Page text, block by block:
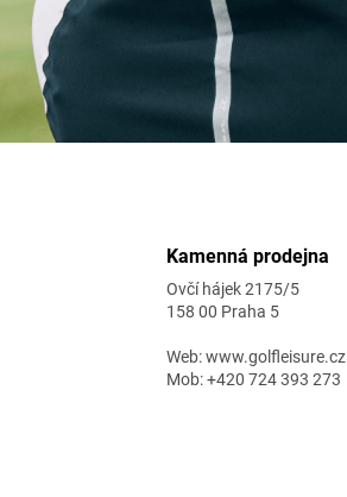
Kamenná prodejna
Ovčí hájek 2175/5
158 00 Praha 5
Web: www.golfleisure.cz
Mob: +420 724 393 273